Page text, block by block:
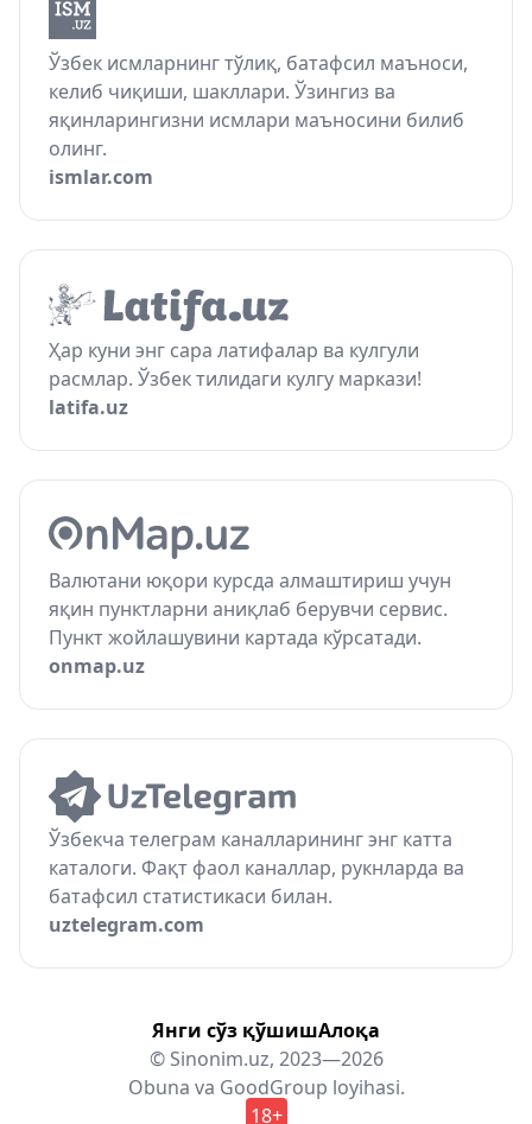
Ўзбек исмларнинг тўлиқ, батафсил маъноси,
келиб чиқиши, шакллари. Ўзингиз ва
яқинларингизни исмлари маъносини билиб
олинг.
ismlar.com
Ҳар куни энг сара латифалар ва кулгули
расмлар. Ўзбек тилидаги кулгу маркази!
latifa.uz
Валютани юқори курсда алмаштириш учун
яқин пунктларни аниқлаб берувчи сервис.
Пункт жойлашувини картада кўрсатади.
onmap.uz
Ўзбекча телеграм каналларининг энг катта
каталоги. Фақт фаол каналлар, рукнларда ва
батафсил статистикаси билан.
uztelegram.com
Янги сўз қўшишАлоқа
© Sinonim.uz, 2023—2026
Obuna va GoodGroup loyihasi.
18+